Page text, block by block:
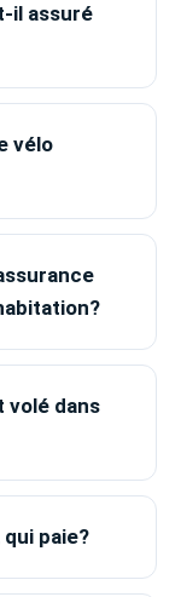
il assuré
vélo
volé dans
paie?